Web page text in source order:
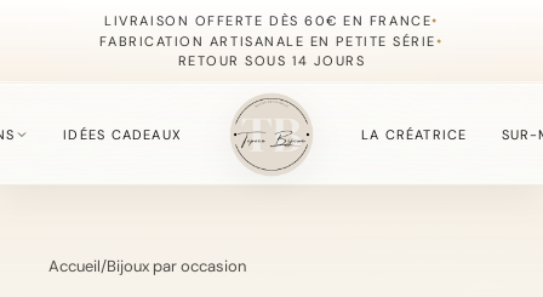
LIVRAISON OFFERTE DÈS 60€ EN FRANCE•
FABRICATION ARTISANALE EN PETITE SÉRIE•
RETOUR SOUS 14 JOURS
IDÉES CADEAUX LA CRÉATRICE SUR-
Accueil/Bijoux par occasion